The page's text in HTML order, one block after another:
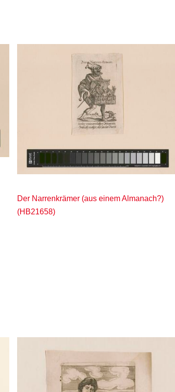
Der Narrenkrämer (aus einem Almanach?)
(HB21658)